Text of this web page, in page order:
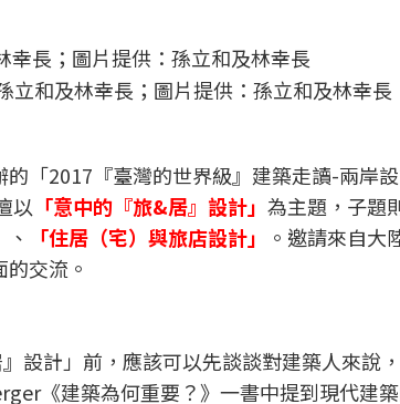
立和及林幸長；圖片提供：孫立和及林幸長
「2017『臺灣的世界級』建築走讀-兩岸
以 「意中的『旅&居』設計」 為主題，子題
、 「住居（宅）與旅店設計」
。邀請來自大
交流。
設計」前，應該可以先談談對建築人來說
《建築為何重要？》一書中提到現代建